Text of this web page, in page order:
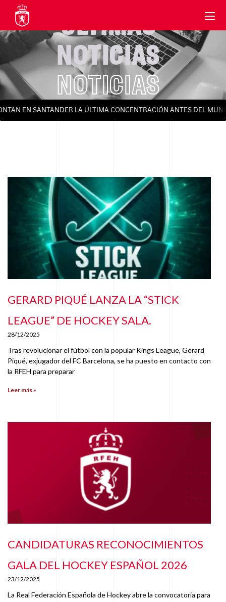
ÚLTIMAS
NOTICIAS
NOTICIAS
EN SANTANDER LA ÚLTIMA CONCENTRACIÓN ANTES DEL
GERARD PIQUÉ LANZA LA “STICK
LEAGUE” DE HOCKEY SALA.
28/12/2025
Tras revolucionar el fútbol con la popular Kings League, Gerard
Piqué, exjugador del FC Barcelona, se ha puesto en contacto con
la RFEH para preparar
Leer más »
CANDIDATURAS RECONOCIMIENTOS
GALA DEL HOCKEY ESPAÑOL 2026
23/12/2025
La Real Federación Española de Hockey abre la convocatoria para